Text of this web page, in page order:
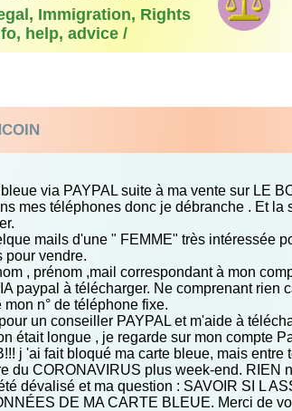
Immigration, Rights
help, advice /
via PAYPAL suite à ma vente sur LE
mes téléphones donc je débranche . Et
mails d'une " FEMME" très intéressée
pour vendre.
, prénom ,mail correspondant à mon
paypal à télécharger. Ne comprenant
n° de téléphone fixe.
un conseiller PAYPAL et m'aide à
était longue , je regarde sur mon compte
j 'ai fait bloqué ma carte bleue, mais
du CORONAVIRUS plus week-end. RIEN
dévalisé et ma question : SAVOIR SI L
DE MA CARTE BLEUE. Merci de